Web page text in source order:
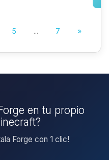
5 ... 7 »
en tu propio
Forge con 1 clic!